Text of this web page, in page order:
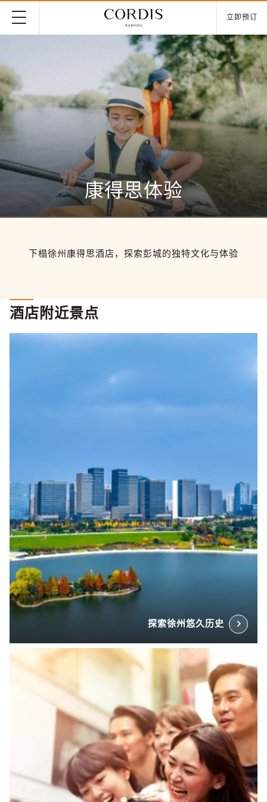
立即预订
康得思体验
下榻徐州康得思酒店，探索彭城的独特文化与体验
酒店附近景点
探索徐州悠久历史